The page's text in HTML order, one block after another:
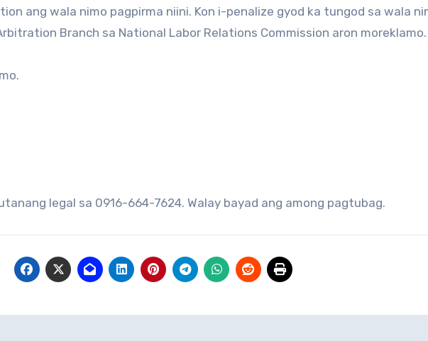
ang wala nimo pagpirma niini. Kon i-penalize gyod ka tungod sa wala
Branch sa National Labor Relations Commission aron moreklamo.
legal sa 0916-664-7624. Walay bayad ang among pagtubag.